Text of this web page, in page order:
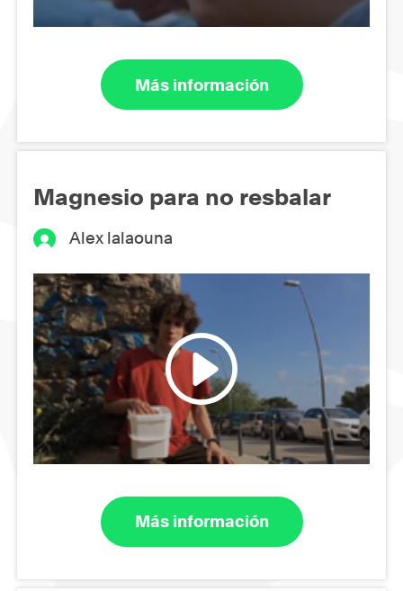
Más información
Magnesio para no resbalar
Alex lalaouna
Más información